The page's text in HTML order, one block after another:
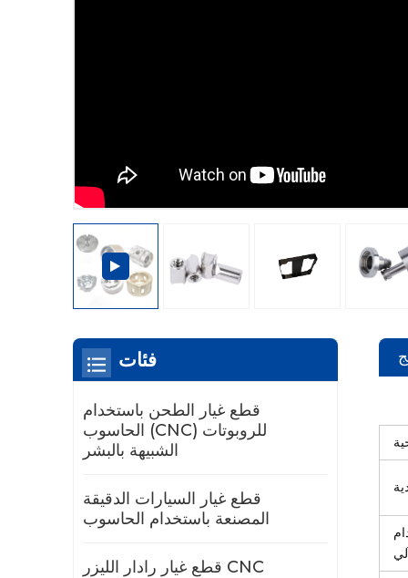
فئات
قطع غيار الطحن باستخدام
الحاسوب (CNC) للروبوتات
الشبيهة بالبشر
قطع غيار السيارات الدقيقة
المصنعة باستخدام الحاسوب
قطع غيار رادار الليزر CNC